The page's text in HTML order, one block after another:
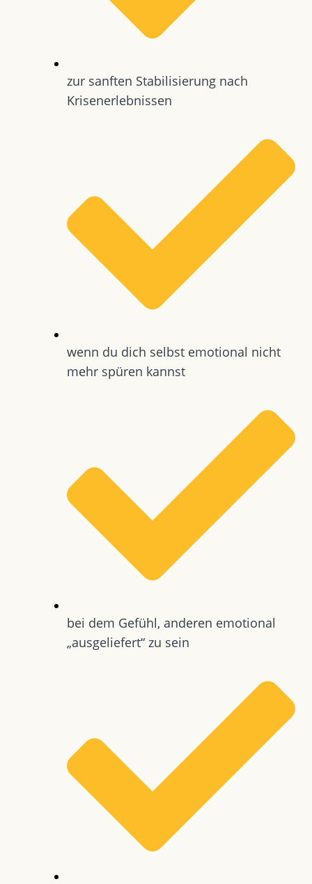
zur sanften Stabilisierung nach
Krisenerlebnissen
wenn du dich selbst emotional nicht
mehr spüren kannst
bei dem Gefühl, anderen emotional
„ausgeliefert“ zu sein